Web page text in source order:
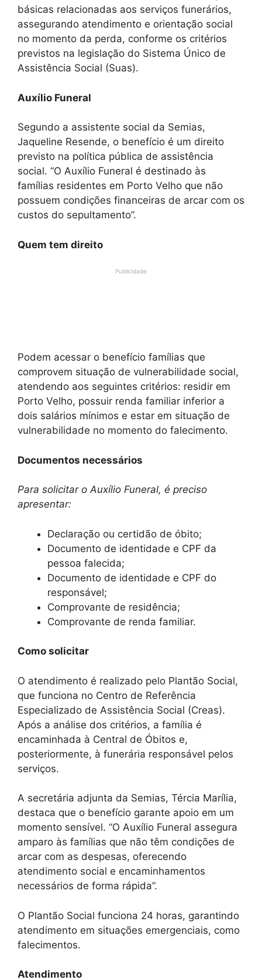
básicas relacionadas aos serviços funerários,
assegurando atendimento e orientação social
no momento da perda, conforme os critérios
previstos na legislação do Sistema Único de
Assistência Social (Suas).
Auxílio Funeral
Segundo a assistente social da Semias,
Jaqueline Resende, o benefício é um direito
previsto na política pública de assistência
social. “O Auxílio Funeral é destinado às
famílias residentes em Porto Velho que não
possuem condições financeiras de arcar com os
custos do sepultamento”.
Quem tem direito
Publicidade
Podem acessar o benefício famílias que
comprovem situação de vulnerabilidade social,
atendendo aos seguintes critérios: residir em
Porto Velho, possuir renda familiar inferior a
dois salários mínimos e estar em situação de
vulnerabilidade no momento do falecimento.
Documentos necessários
Para solicitar o Auxílio Funeral, é preciso
apresentar:
Declaração ou certidão de óbito;
Documento de identidade e CPF da
pessoa falecida;
Documento de identidade e CPF do
responsável;
Comprovante de residência;
Comprovante de renda familiar.
Como solicitar
O atendimento é realizado pelo Plantão Social,
que funciona no Centro de Referência
Especializado de Assistência Social (Creas).
Após a análise dos critérios, a família é
encaminhada à Central de Óbitos e,
posteriormente, à funerária responsável pelos
serviços.
A secretária adjunta da Semias, Tércia Marília,
destaca que o benefício garante apoio em um
momento sensível. “O Auxílio Funeral assegura
amparo às famílias que não têm condições de
arcar com as despesas, oferecendo
atendimento social e encaminhamentos
necessários de forma rápida”.
O Plantão Social funciona 24 horas, garantindo
atendimento em situações emergenciais, como
falecimentos.
Atendimento